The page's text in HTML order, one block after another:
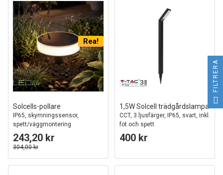
Rea!
Solcells-pollare
IP65, skymningssensor,
spett/väggmontering
243,20 kr
304,00 kr
1,5W Solcell trädgårdslampa
CCT, 3 ljusfärger, IP65, svart, inkl.
fot och spett
400 kr
FILTRERA